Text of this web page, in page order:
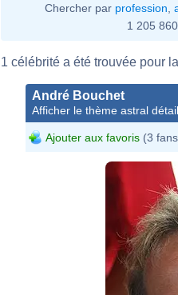
Chercher par profession
1 205
1 célébrité a été trouvée pour
André Bouchet
Afficher le thème astral
Ajouter aux favoris (3